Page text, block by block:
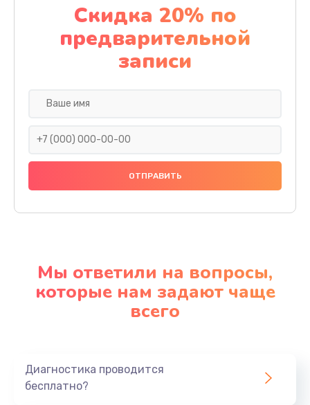
Скидка 20% по
предварительной
записи
Мы ответили на вопросы,
которые нам задают чаще
всего
Диагностика проводится
бесплатно?